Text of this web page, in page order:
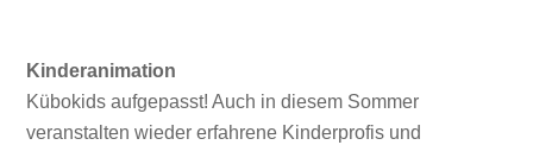
Kinderanimation
Kübokids aufgepasst! Auch in diesem Sommer
veranstalten wieder erfahrene Kinderprofis und